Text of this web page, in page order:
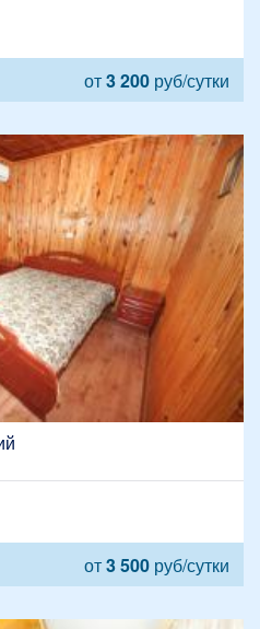
от3 200 руб/сутки
от3 500 руб/сутки